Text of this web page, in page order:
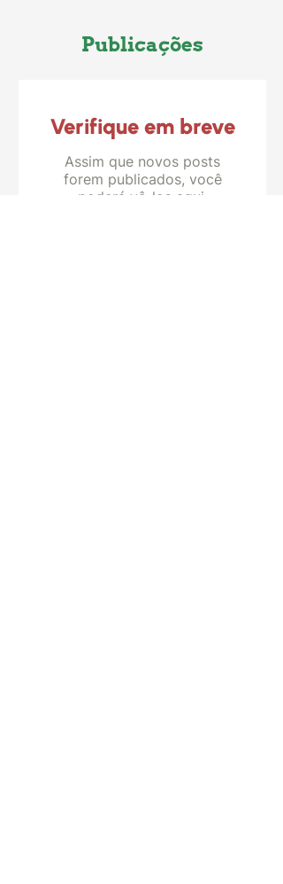
Publicações
Verifique em breve
Assim que novos posts
forem publicados, você
poderá vê-los aqui.